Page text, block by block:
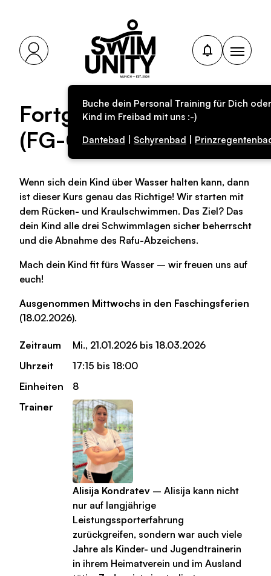
Buche dein Personal Training für Dich
Kind im Freibad mit uns :-)
Dantebad
Schyrenbad
(FG-05)
Wenn sich dein Kind über Wasser halten kann, dann
ist dieser Kurs genau das Richtige! Wir starten mit
dem Rücken- und Kraulschwimmen. Das Ziel? Das
dein Kind alle drei Schwimmlagen sicher beherrscht
und die Abnahme des Rafu-Abzeichens.
Mach dein Kind fit fürs Wasser – wir freuen uns auf
euch!
Ausgenommen Mittwochs in den Faschingsferien
(18.02.2026).
Zeitraum
Mi., 21.01.2026 bis 18.03.2026
Uhrzeit
17:15 bis 18:00
Einheiten
8
Trainer
Alisija Kondratev – Alisija kann nicht
nur auf langjährige
Leistungssporterfahrung
zurückgreifen, sondern war auch viele
Jahre als Kinder- und Jugendtrainerin
in ihrem Heimatverein und im Ausland